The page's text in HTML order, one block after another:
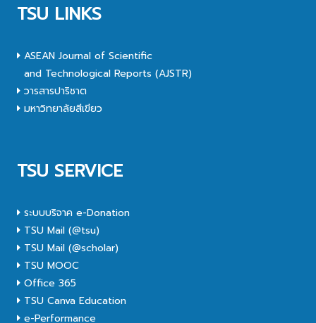
TSU LINKS
ASEAN Journal of Scientific
and Technological Reports (AJSTR)
วารสารปาริชาต
มหาวิทยาลัยสีเขียว
TSU SERVICE
ระบบบริจาค e-Donation
TSU Mail (@tsu)
TSU Mail (@scholar)
TSU MOOC
Office 365
TSU Canva Education
e-Performance